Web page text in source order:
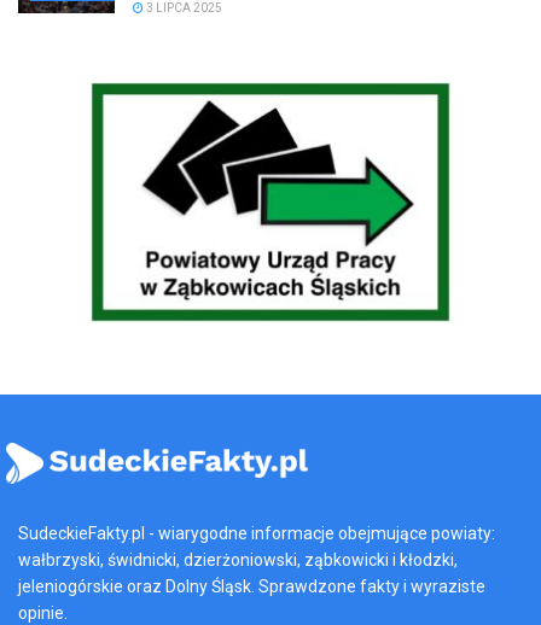
3 LIPCA 2025
SudeckieFakty.pl - wiarygodne informacje obejmujące powiaty:
wałbrzyski, świdnicki, dzierżoniowski, ząbkowicki i kłodzki,
jeleniogórskie oraz Dolny Śląsk. Sprawdzone fakty i wyraziste
opinie.